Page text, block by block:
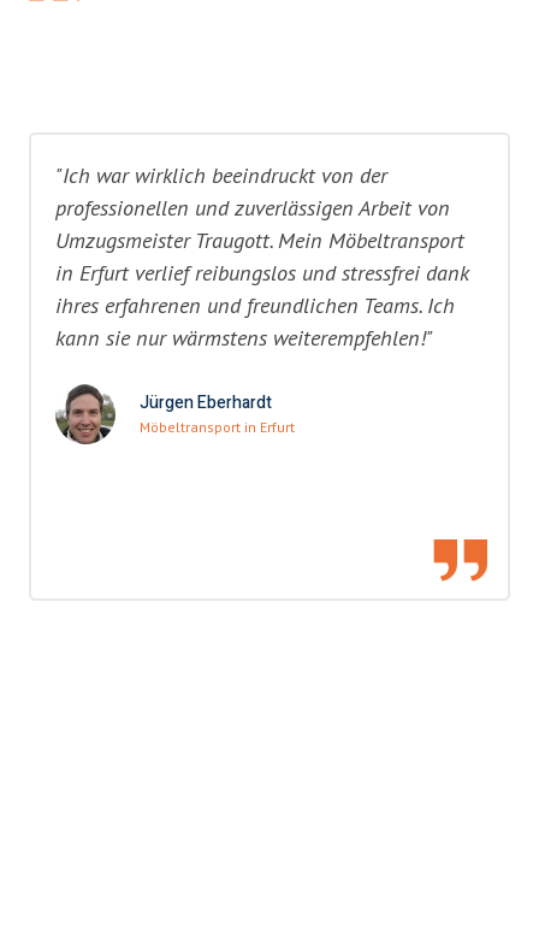
"Ich war wirklich beeindruckt von der
professionellen und zuverlässigen Arbeit von
Umzugsmeister Traugott. Mein Möbeltransport
in Erfurt verlief reibungslos und stressfrei dank
ihres erfahrenen und freundlichen Teams. Ich
kann sie nur wärmstens weiterempfehlen!"
Jürgen Eberhardt
Möbeltransport in Erfurt